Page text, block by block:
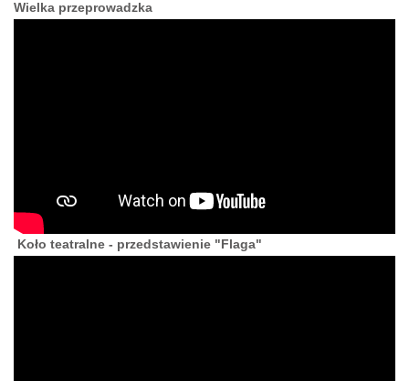
Wielka przeprowadzka
Koło teatralne - przedstawienie "Flaga"